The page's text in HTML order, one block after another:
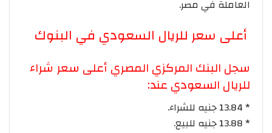
العاملة في مصر.
أعلى سعر للريال السعودي في البنوك
سجل البنك المركزي المصري أعلى سعر شراء
للريال السعودي عند:
* 13.84 جنيه للشراء.
* 13.88 جنيه للبيع.